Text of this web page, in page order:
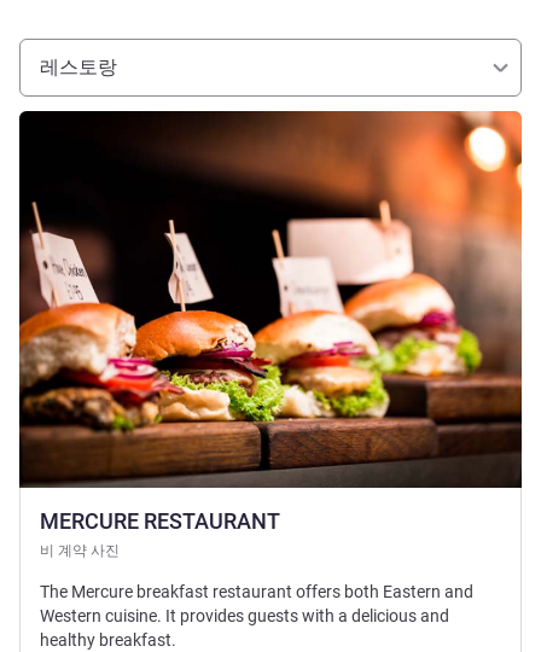
레스토랑
MERCURE RESTAURANT
비 계약 사진
세부 정보 보기
The Mercure breakfast restaurant offers both Eastern and
Western cuisine. It provides guests with a delicious and
healthy breakfast.